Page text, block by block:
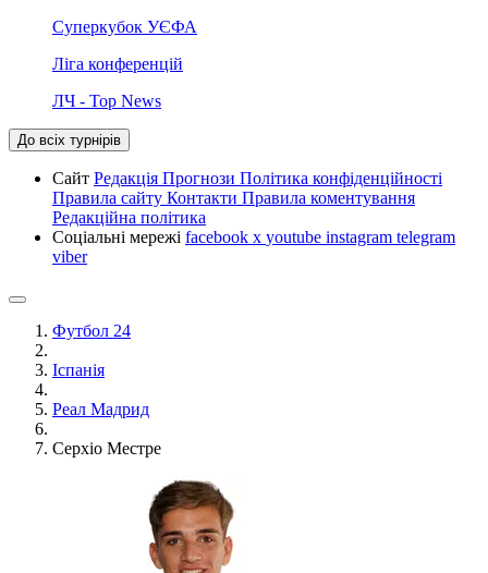
Суперкубок УЄФА
Ліга конференцій
ЛЧ - Top News
До всіх турнірів
Сайт Редакція Прогнози Політика конфіденційності
Правила сайту Контакти Правила коментування
Редакційна політика
Соціальні мережі facebook x youtube instagram telegram
viber
Футбол 24
Іспанія
Реал Мадрид
Серхіо Местре